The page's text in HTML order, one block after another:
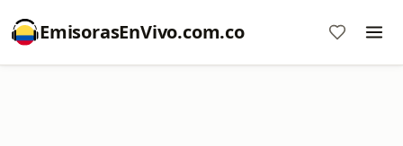
EmisorasEnVivo.com.co